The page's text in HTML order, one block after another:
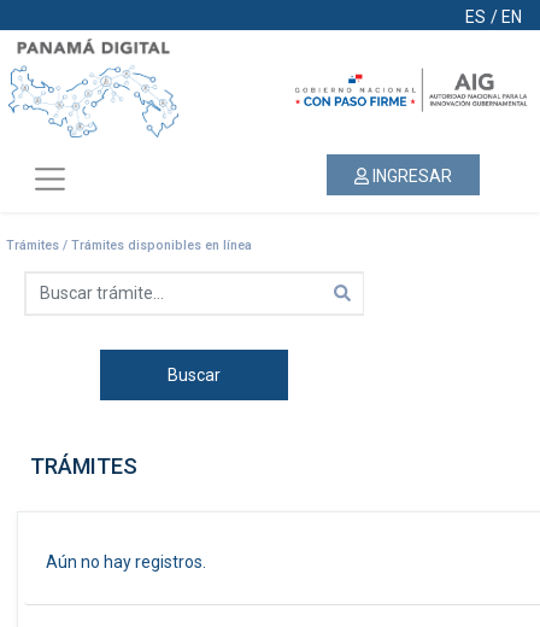
ES / EN
INGRESAR
Trámites / Trámites disponibles en línea
Buscar
TRÁMITES
Aún no hay registros.